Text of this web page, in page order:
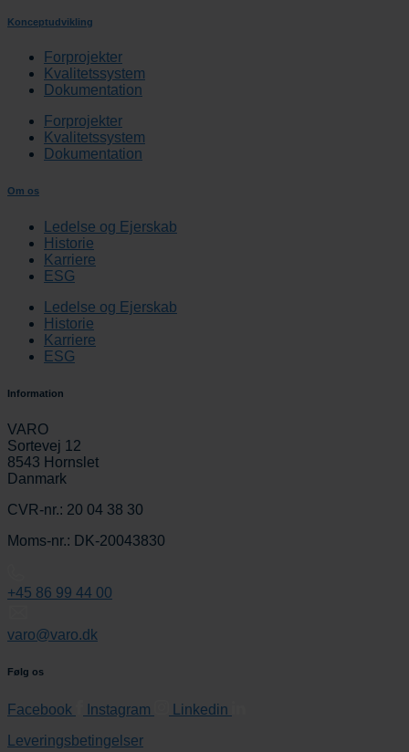
Konceptudvikling
Forprojekter
Kvalitetssystem
Dokumentation
Forprojekter
Kvalitetssystem
Dokumentation
Om os
Ledelse og Ejerskab
Historie
Karriere
ESG
Ledelse og Ejerskab
Historie
Karriere
ESG
Information
VARO
Sortevej 12
8543 Hornslet
Danmark
CVR-nr.: 20 04 38 30
Moms-nr.: DK-20043830
+45 86 99 44 00
varo@varo.dk
Følg os
Facebook Instagram
Linkedin
Leveringsbetingelser